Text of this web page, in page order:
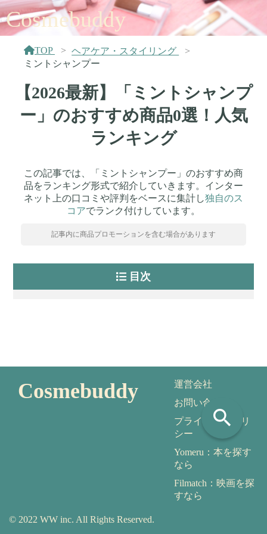
Cosmebuddy
TOP
ヘアケア・スタイリング
ミントシャンプー
【2026最新】「ミントシャンプ
ー」のおすすめ商品0選！人気
ランキング
この記事では、「ミントシャンプー」のおすすめ商
品をランキング形式で紹介していきます。インター
ネット上の口コミや評判をベースに集計し独自のス
コアでランク付けしています。
記事内に商品プロモーションを含む場合があります
目次
search
Cosmebuddy
運営会社
お問い合わせ
プライバシーポリ
シー
Yomeru：本を探す
なら
Filmatch：映画を探
すなら
© 2022 WW inc. All Rights Reserved.